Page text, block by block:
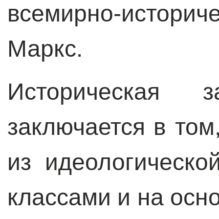
всемирно-
Маркс.
Историческая
заключается в
из
классами и на